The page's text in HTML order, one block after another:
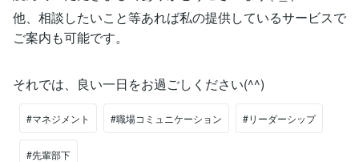
他、相談したいこと等あれば私の提供しているサービスで
ご案内も可能です。
それでは、良い一日をお過ごしください(^^)
#マネジメント #職場コミュニケーション #リーダーシップ
#先輩部下